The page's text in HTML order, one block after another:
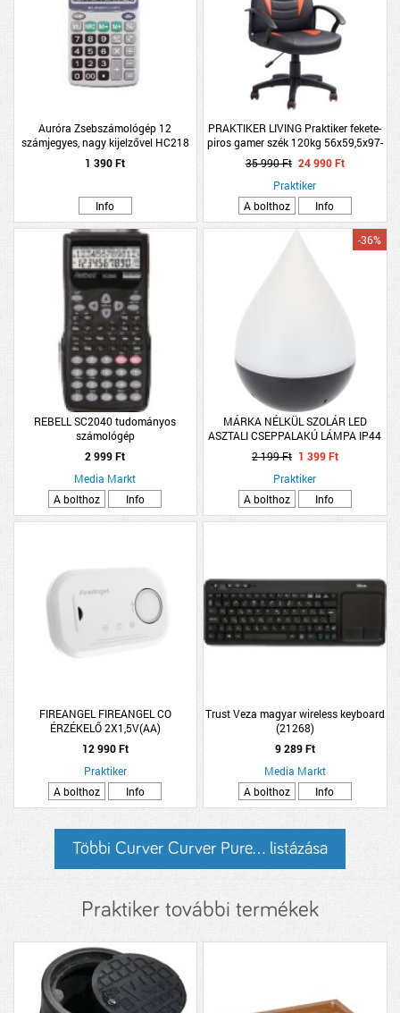
Auróra Zsebszámológép 12
számjegyes, nagy kijelzővel HC218
1 390 Ft
Info
PRAKTIKER LIVING Praktiker fekete-
piros gamer szék 120kg 56x59,5x97-
105,5cm
35 990 Ft 24 990 Ft
Praktiker
A bolthoz
Info
REBELL SC2040 tudományos
számológép
2 999 Ft
Media Markt
A bolthoz
Info
MÁRKA NÉLKÜL SZOLÁR LED
ASZTALI CSEPPALAKÚ LÁMPA IP44
MELEG FEHÉR 14,5X21,5CM FEKETE
-36%
2 199 Ft 1 399 Ft
Praktiker
A bolthoz
Info
FIREANGEL FIREANGEL CO
ÉRZÉKELŐ 2X1,5V(AA)
12X7,3X3,5CM FEHÉR
12 990 Ft
Praktiker
A bolthoz
Info
Trust Veza magyar wireless keyboard
(21268)
9 289 Ft
Media Markt
A bolthoz
Info
Többi Curver Curver Pure... listázása
Praktiker további termékek